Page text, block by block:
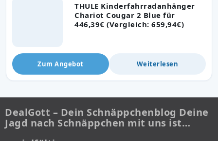
THULE Kinderfahrradanhänger
Chariot Cougar 2 Blue für
446,39€ (Vergleich: 659,94€)
Zum Angebot Weiterlesen
DealGott – Dein Schnäppchenblog Deine
Jagd nach Schnäppchen mit uns ist…